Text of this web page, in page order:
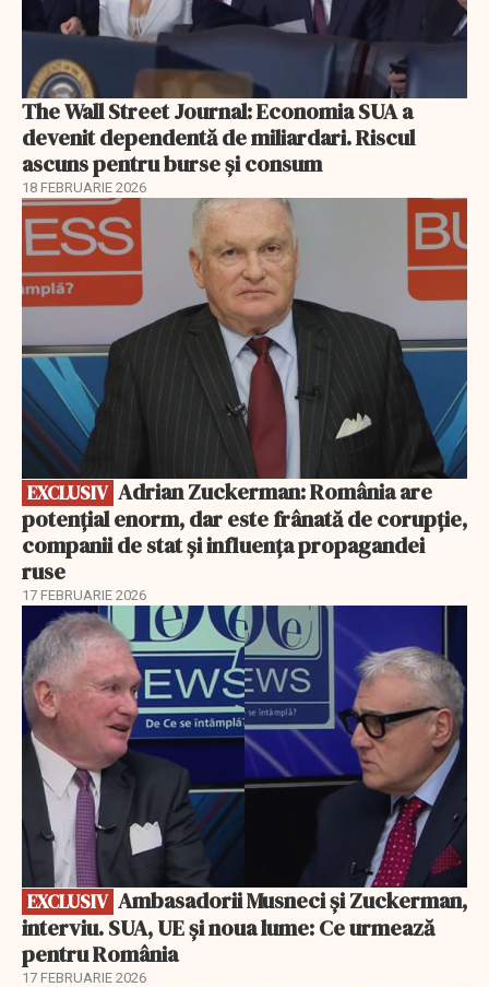
The Wall Street Journal: Economia SUA a
devenit dependentă de miliardari. Riscul
ascuns pentru burse și consum
18 FEBRUARIE 2026
EXCLUSIV
EXCLUSIV
potențial enorm, dar este frânată de corupție,
companii de stat și influența propagandei
ruse
17 FEBRUARIE 2026
EXCLUSIV
EXCLUSIV
interviu. SUA, UE și noua lume: Ce urmează
pentru România
17 FEBRUARIE 2026